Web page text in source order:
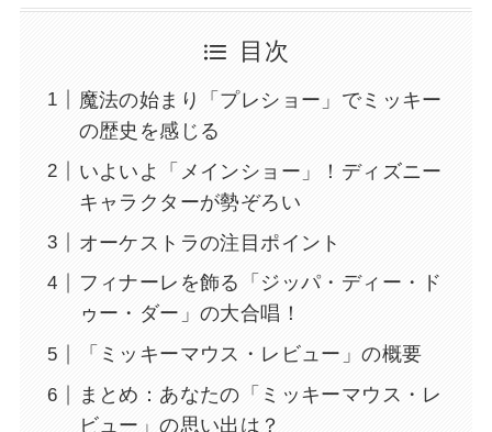
目次
魔法の始まり「プレショー」でミッキー
の歴史を感じる
いよいよ「メインショー」！ディズニー
キャラクターが勢ぞろい
オーケストラの注目ポイント
フィナーレを飾る「ジッパ・ディー・ド
ゥー・ダー」の大合唱！
「ミッキーマウス・レビュー」の概要
まとめ：あなたの「ミッキーマウス・レ
ビュー」の思い出は？